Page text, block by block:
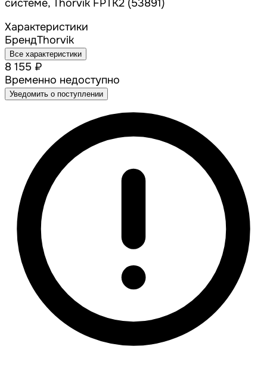
системе, Thorvik FPTK2 (53891)
Характеристики
БрендThorvik
Все характеристики
8 155 ₽
Временно недоступно
Уведомить о поступлении